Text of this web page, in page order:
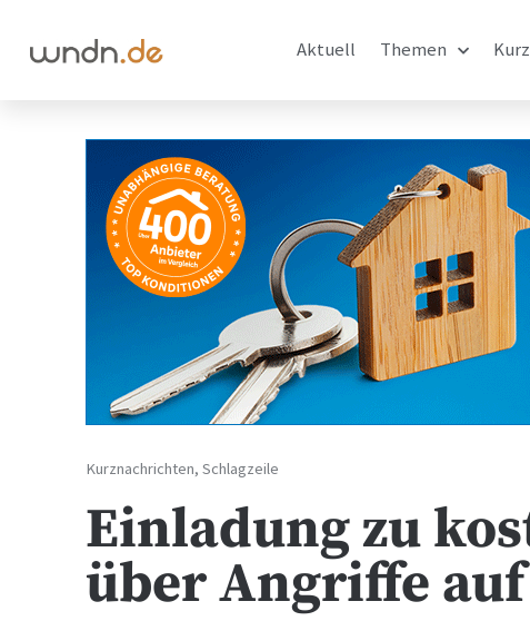
Aktuell Themen
Kurznachrichten,Schlagzeile
Einladung zu
über Angriffe